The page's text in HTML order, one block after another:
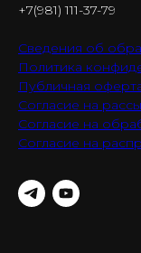
+7(981) 111-37-79
Сведения об
Политика
Публичная
Согласие на
Согласие на
Согласие на